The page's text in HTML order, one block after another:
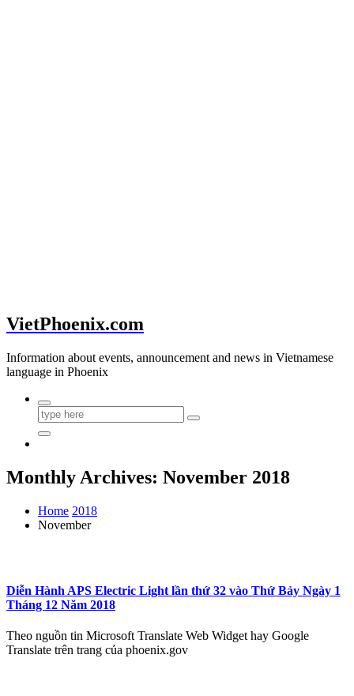
VietPhoenix.com
Information about events, announcement and news in Vietnamese
language in Phoenix
Monthly Archives: November 2018
Home 2018
November
Diễn Hành APS Electric Light lần thứ 32 vào Thứ Bảy Ngày 1
Tháng 12 Năm 2018
Theo nguồn tin Microsoft Translate Web Widget hay Google
Translate trên trang của phoenix.gov